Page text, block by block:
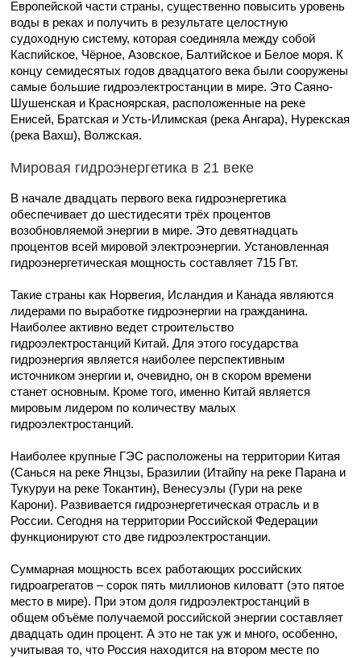
Европейской части страны, существенно повысить уровень
воды в реках и получить в результате целостную
судоходную систему, которая соединяла между собой
Каспийское, Чёрное, Азовское, Балтийское и Белое моря. К
концу семидесятых годов двадцатого века были сооружены
самые большие гидроэлектростанции в мире. Это Саяно-
Шушенская и Красноярская, расположенные на реке
Енисей, Братская и Усть-Илимская (река Ангара), Нурекская
(река Вахш), Волжская.
Мировая гидроэнергетика в 21 веке
В начале двадцать первого века гидроэнергетика
обеспечивает до шестидесяти трёх процентов
возобновляемой энергии в мире. Это девятнадцать
процентов всей мировой электроэнергии. Установленная
гидроэнергетическая мощность составляет 715 Гвт.
Такие страны как Норвегия, Исландия и Канада являются
лидерами по выработке гидроэнергии на гражданина.
Наиболее активно ведет строительство
гидроэлектростанций Китай. Для этого государства
гидроэнергия является наиболее перспективным
источником энергии и, очевидно, он в скором времени
станет основным. Кроме того, именно Китай является
мировым лидером по количеству малых
гидроэлектростанций.
Наиболее крупные ГЭС расположены на территории Китая
(Санься на реке Янцзы, Бразилии (Итайпу на реке Парана и
Тукуруи на реке Токантин), Венесуэлы (Гури на реке
Карони). Развивается гидроэнергетическая отрасль и в
России. Сегодня на территории Российской Федерации
функционируют сто две гидроэлектростанции.
Суммарная мощность всех работающих российских
гидроагрегатов – сорок пять миллионов киловатт (это пятое
место в мире). При этом доля гидроэлектростанций в
общем объёме получаемой российской энергии составляет
двадцать один процент. А это не так уж и много, особенно,
учитывая то, что Россия находится на втором месте по